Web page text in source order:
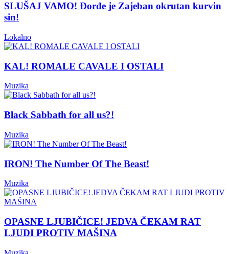
SLUŠAJ VAMO! Đorđe je Zajeban okrutan kurvin
sin!
Lokalno
KAL! ROMALE CAVALE I OSTALI
Muzika
Black Sabbath for all us?!
Muzika
IRON! The Number Of The Beast!
Muzika
OPASNE LJUBIČICE! JEDVA ČEKAM RAT
LJUDI PROTIV MAŠINA